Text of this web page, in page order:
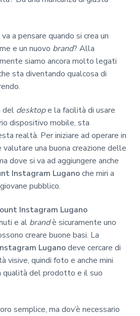
a pensare quando si crea un
e un nuovo brand? Alla
siamo ancora molto legati
sta diventando qualcosa di
del desktope la facilità di usare
dispositivo mobile, sta
realtà. Per iniziare ad operare in
una buona creazione delle
dove si va ad aggiungere anche
Instagram Luganoche miri a
pubblico.
Instagram Lugano
e al brandè sicuramente uno
creare buone basi. La
Luganodeve cercare di
visive, quindi foto e anche mini
qualità del prodotto e il suo
semplice, ma dov’è necessario